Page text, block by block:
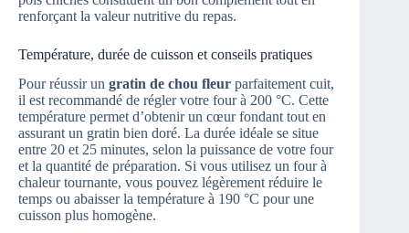
renforçant la valeur nutritive du repas.
Température, durée de cuisson et conseils pratiques
Pour réussir un gratin de chou fleur parfaitement cuit,
il est recommandé de régler votre four à 200 °C. Cette
température permet d’obtenir un cœur fondant tout en
assurant un gratin bien doré. La durée idéale se situe
entre 20 et 25 minutes, selon la puissance de votre four
et la quantité de préparation. Si vous utilisez un four à
chaleur tournante, vous pouvez légèrement réduire le
temps ou abaisser la température à 190 °C pour une
cuisson plus homogène.